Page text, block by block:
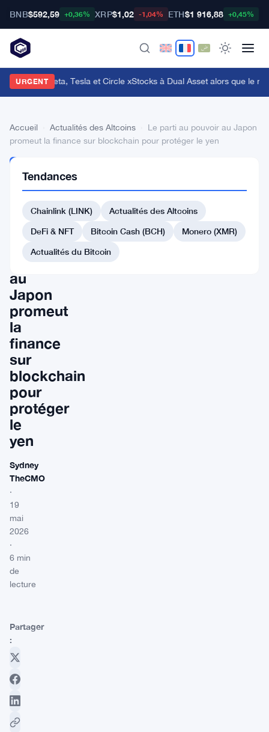
BNB$592,59 +0,36% XRP$1,02 -1,04% ETH$1 916,88 +0,45%
URGENT
ajoute Meta, Tesla et Circle xStocks à Dual Asset alors que le
Accueil Actualités des Altcoins
Le parti au pouvoir au Japon
promeut la finance sur blockchain pour protéger le yen
DES
ALTCOINS
parti
au
Japon
promeut
la
finance
sur
blockchain
pour
protéger
le
yen
Sydney
TheCMO
·
19
mai
2026
·
6 min
de
lecture
Partager
:
Tendances
Chainlink (LINK)
Actualités des Altcoins
DeFi & NFT
Bitcoin Cash (BCH)
Monero (XMR)
Actualités du Bitcoin